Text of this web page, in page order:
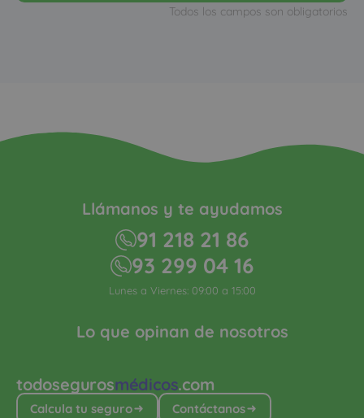
Todos los campos son obligatorios
todosegurosmédicos.com
Calcula tu seguro Contáctanos
Lo que opinan de nosotros
Llámanos y te ayudamos
91 218 21 86
93 299 04 16
Lunes a Viernes: 09:00 a 15:00